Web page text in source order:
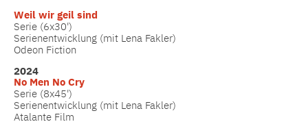
Weil wir geil sind
Serie (6x30')
Serienentwicklung (mit Lena Fakler)
Odeon Fiction
2024
No Men No Cry
Serie (8x45')
Serienentwicklung (mit Lena Fakler)
Atalante Film